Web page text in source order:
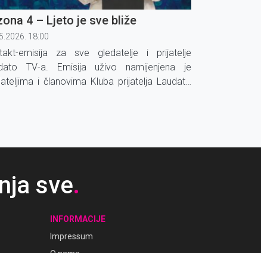
4 – Ljeto je sve bliže
18:00
emisija za sve gledatelje i prijatelje
TV-a. Emisija uživo namijenjena je
i članovima Kluba prijatelja Laudato
sve.
INFORMACIJE
Impressum